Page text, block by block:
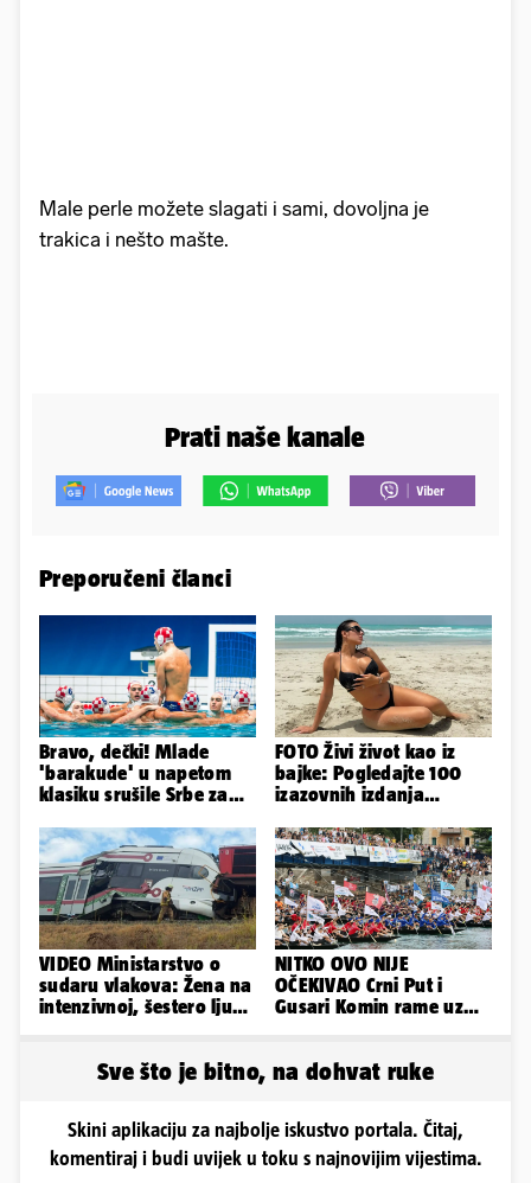
Male perle možete slagati i sami, dovoljna je
trakica i nešto mašte.
Prati naše kanale
Preporučeni članci
Bravo, dečki! Mlade
'barakude' u napetom
klasiku srušile Srbe za
prvenstva
FOTO Živi život kao iz
bajke: Pogledajte 100
izazovnih izdanja
VIDEO Ministarstvo o
sudaru vlakova: Žena na
intenzivnoj, šestero ljudi
NITKO OVO NIJE
OČEKIVAO Crni Put i
Gusari Komin rame uz
Sve što je bitno, na dohvat ruke
Skini aplikaciju za najbolje iskustvo portala. Čitaj,
komentiraj i budi uvijek u toku s najnovijim vijestima.